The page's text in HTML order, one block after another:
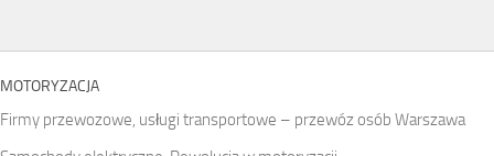
MOTORYZACJA
Firmy przewozowe, usługi transportowe – przewóz osób Warszawa